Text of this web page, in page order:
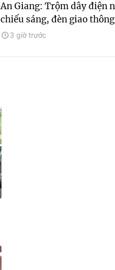
An Giang: Trộm dây điện
chiếu sáng, đèn giao thông
3 giờ trước